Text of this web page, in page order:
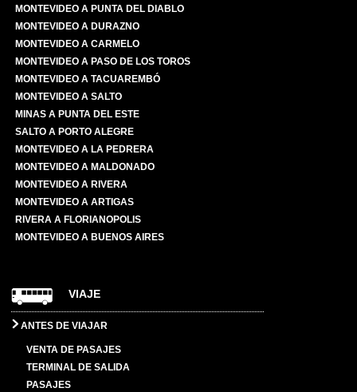
MONTEVIDEO A PUNTA DEL DIABLO
MONTEVIDEO A DURAZNO
MONTEVIDEO A CARMELO
MONTEVIDEO A PASO DE LOS TOROS
MONTEVIDEO A TACUAREMBÓ
MONTEVIDEO A SALTO
MINAS A PUNTA DEL ESTE
SALTO A PORTO ALEGRE
MONTEVIDEO A LA PEDRERA
MONTEVIDEO A MALDONADO
MONTEVIDEO A RIVERA
MONTEVIDEO A ARTIGAS
RIVERA A FLORIANOPOLIS
MONTEVIDEO A BUENOS AIRES
VIAJE
ANTES DE VIAJAR
VENTA DE PASAJES
TERMINAL DE SALIDA
PASAJES